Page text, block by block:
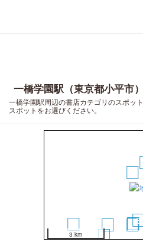
一橋学園駅（東京都小平市
一橋学園駅周辺の書店カテゴリのスポッ
スポットをお選びください。
3
4
5
6
12
3 km